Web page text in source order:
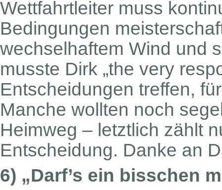
Wettfahrtleiter muss
Bedingungen
wechselhaftem Wind und
musste Dirk „the very
Entscheidungen treffen,
Manche wollten noch
Heimweg – letztlich zählt
Entscheidung. Danke an
6) „Darf’s ein bisschen